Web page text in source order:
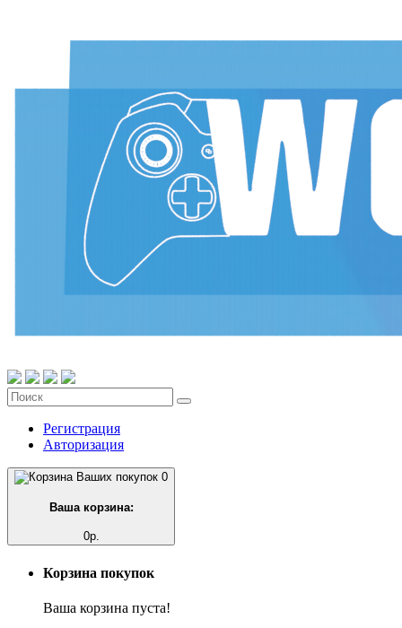
Регистрация
Авторизация
0
Ваша корзина:
0р.
Корзина покупок
Ваша корзина пуста!